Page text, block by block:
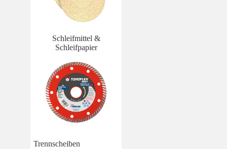
Schleifmittel &
Schleifpapier
Trennscheiben